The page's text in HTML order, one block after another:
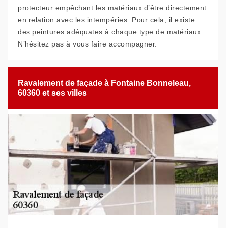
protecteur empêchant les matériaux d’être directement
en relation avec les intempéries. Pour cela, il existe
des peintures adéquates à chaque type de matériaux.
N’hésitez pas à vous faire accompagner.
Ravalement de façade à Fontaine Bonneleau,
60360 et ses villes